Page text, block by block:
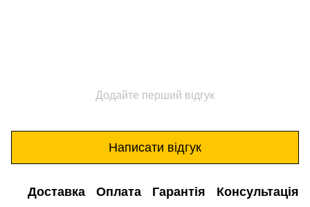
Додайте перший відгук
Написати відгук
Доставка Оплата Гарантія Консультація